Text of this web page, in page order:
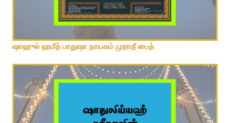
ஷாதுலீ நாயகம் பைத்